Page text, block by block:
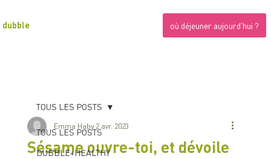
où déjeuner aujourd'hui ?
dubble
TOUS LES POSTS
DUBBLE+HEALTHY
TOUS LES POSTS
Sésame ouvre-toi, et dévoile
Emma Haby 2 avr. 2023